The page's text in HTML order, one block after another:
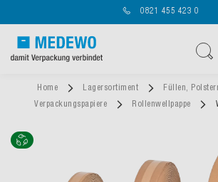
0821 455 423 0
Home Lagersortiment
Füllen,
Verpackungspapiere
Rollenwellpappe